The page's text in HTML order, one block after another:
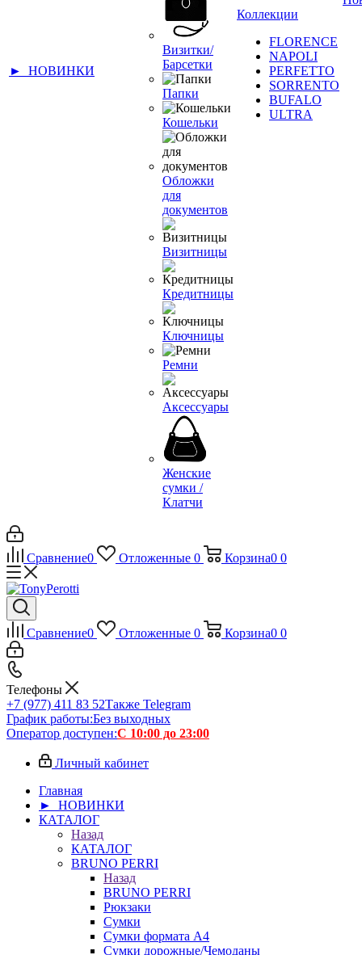
► НОВИНКИ
Визитки/
Барсетки
Папки
Кошельки
Обложки
для
документов
Визитницы
Кредитницы
Ключницы
Ремни
Аксессуары
Женские
сумки /
Клатчи
Коллекции
FLORENCE
NAPOLI
PERFETTO
SORRENTO
BUFALO
ULTRA
Сравнение0 Отложенные 0 Корзина0 0
Сравнение0 Отложенные 0 Корзина0 0
Телефоны
+7 (977) 411 83 52Также Telegram
График работы:Без выходных
Оператор доступен:С 10:00 до 23:00
Личный кабинет
Главная
► НОВИНКИ
КАТАЛОГ
Назад
КАТАЛОГ
BRUNO PERRI
Назад
BRUNO PERRI
Рюкзаки
Сумки
Сумки формата А4
Сумки дорожные/Чемоданы